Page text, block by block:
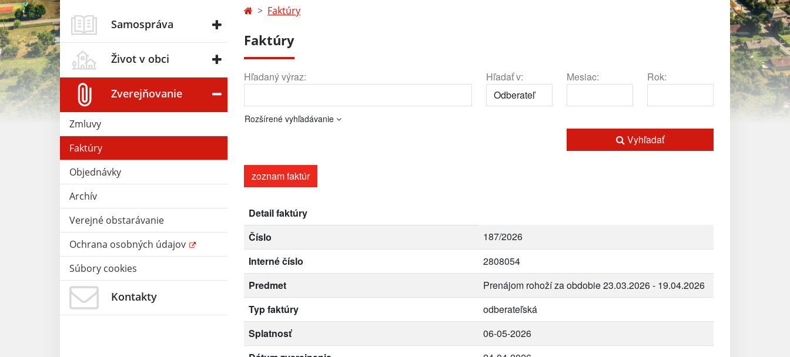
Samospráva
Život v obci
Zverejňovanie
Zmluvy
Faktúry
Objednávky
Archív
Verejné obstarávanie
Ochrana osobných údajov
Súbory cookies
Kontakty
Faktúry
Faktúry
Hľadaný výraz: Hľadať v: Mesiac: Rok:
Rozšírené vyhľadávanie
Vyhľadať
zoznam faktúr
Detail faktúry
Číslo
187/2026
Interné číslo
2808054
Predmet
Prenájom rohoží za obdobie 23.03.2026 - 19.04.2026
Typ faktúry
odberateľská
Splatnosť
06-05-2026